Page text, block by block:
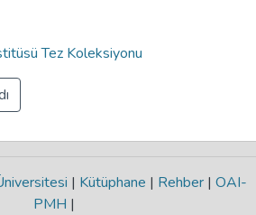
Tez Koleksiyonu
| Kütüphane | Rehber | OAI-
PMH |